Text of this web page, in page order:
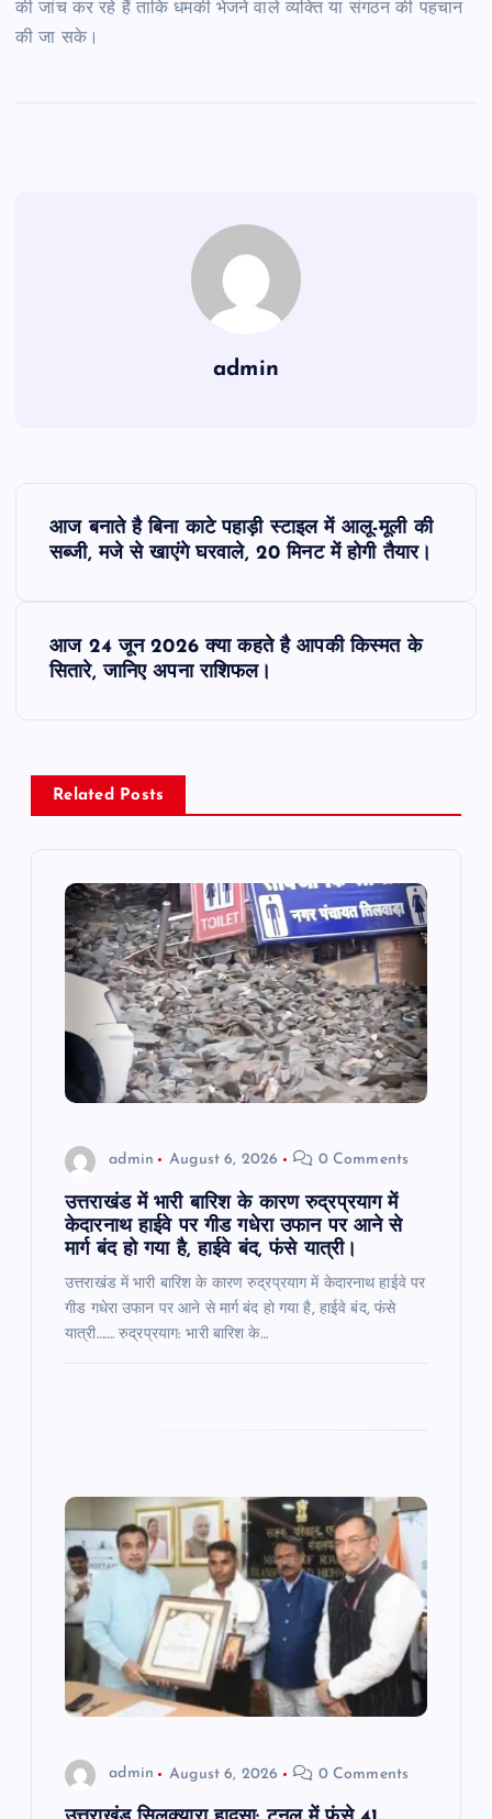
की जांच कर रहे हैं ताकि धमकी भेजने वाले व्यक्ति या संगठन की पहचान
की जा सके।
admin
a
v
आज बनाते है बिना काटे पहाड़ी स्टाइल में आलू-मूली की
सब्जी, मजे से खाएंगे घरवाले, 20 मिनट में होगी तैयार।
आज 24 जून 2026 क्या कहते है आपकी किस्मत के
सितारे, जानिए अपना राशिफल।
Related Posts
admin August 6, 2026 0 Comments
उत्तराखंड में भारी बारिश के कारण रुद्रप्रयाग में
केदारनाथ हाईवे पर गीड गधेरा उफान पर आने से
मार्ग बंद हो गया है, हाईवे बंद, फंसे यात्री।
उत्तराखंड में भारी बारिश के कारण रुद्रप्रयाग में केदारनाथ हाईवे पर
गीड गधेरा उफान पर आने से मार्ग बंद हो गया है, हाईवे बंद, फंसे
यात्री……. रुद्रप्रयाग: भारी बारिश के…
admin August 6, 2026 0 Comments